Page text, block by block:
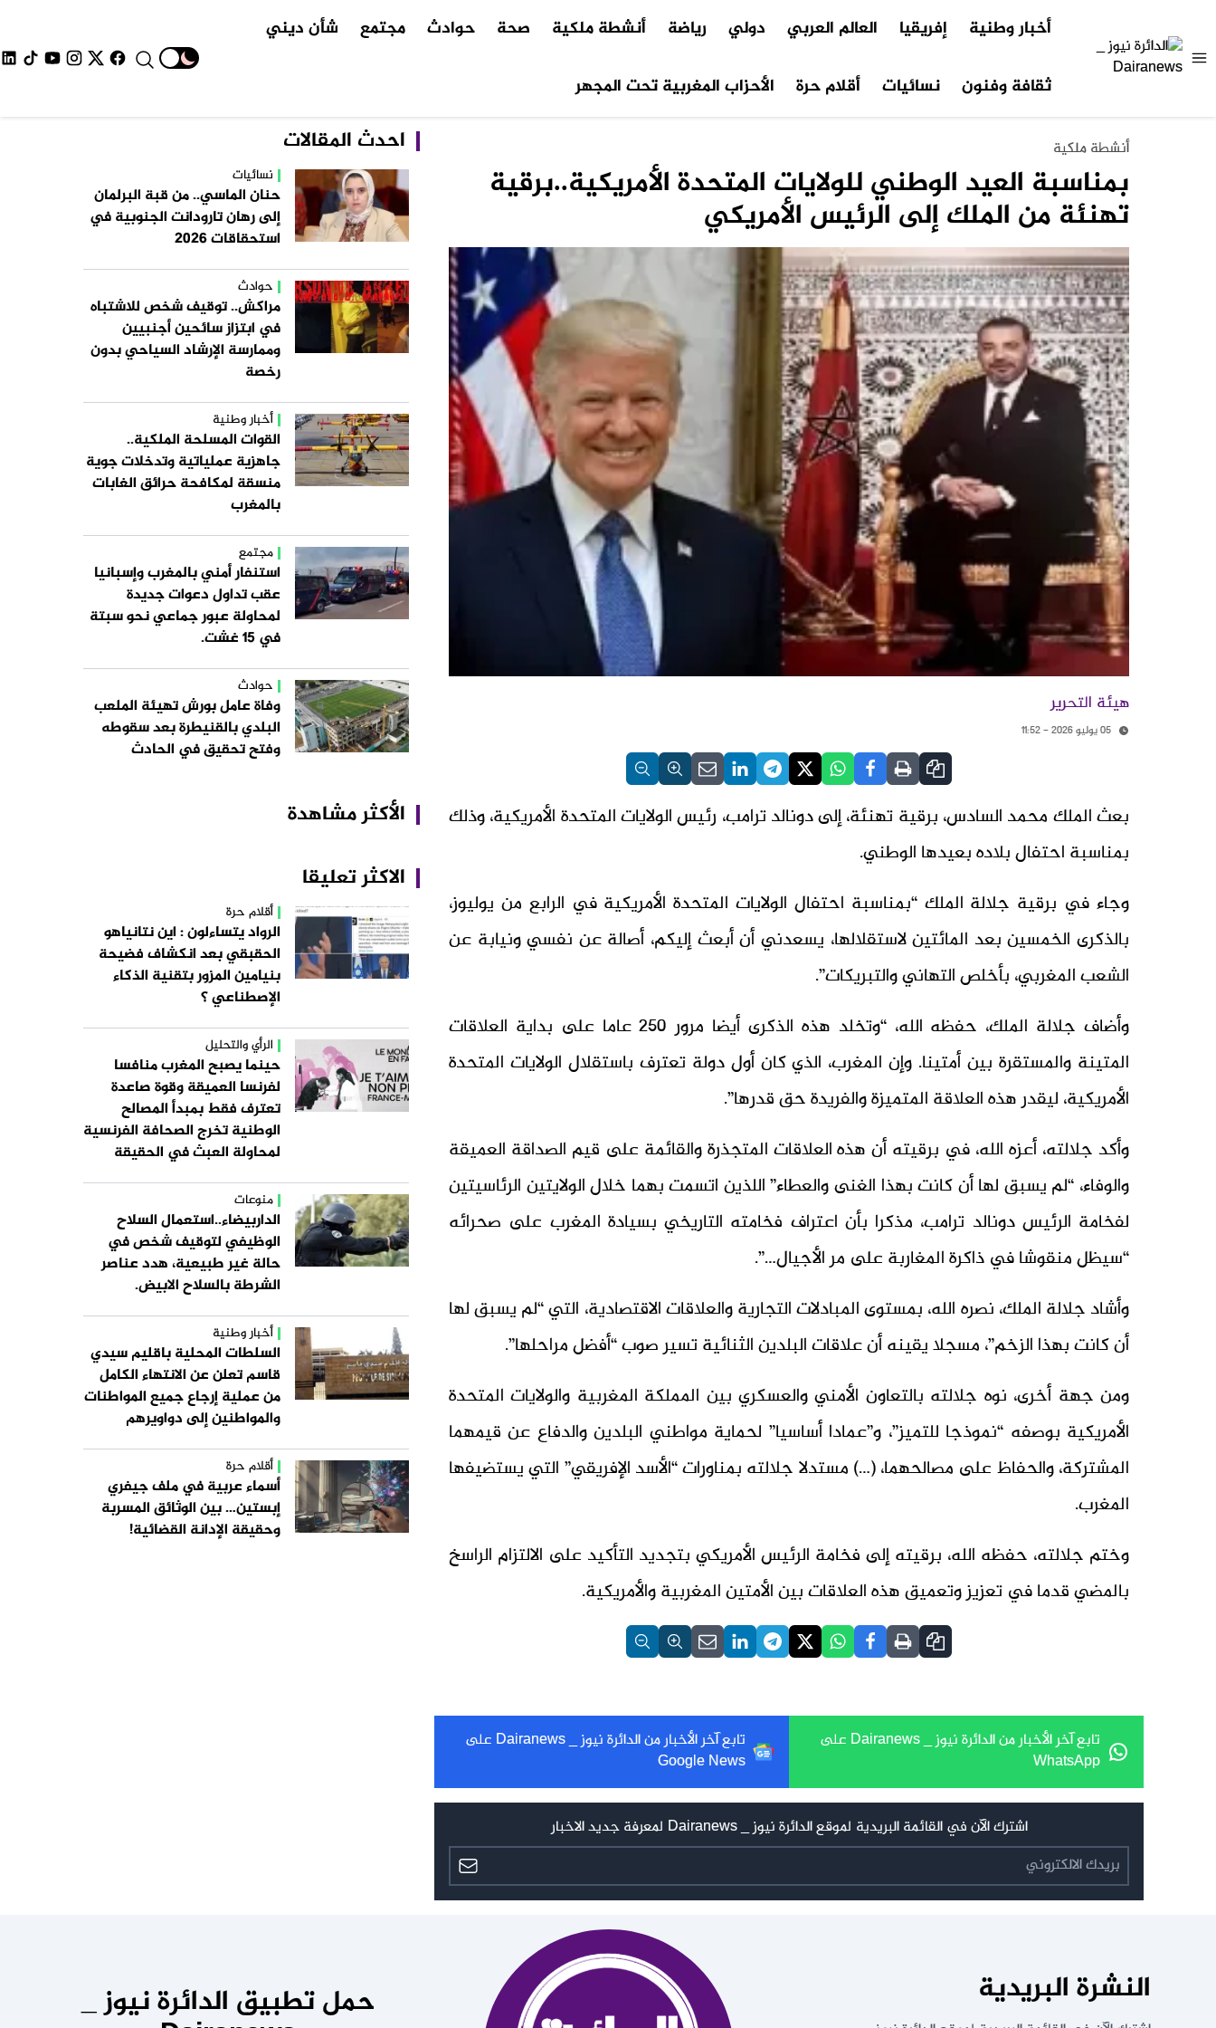
أخبار وطنية إفريقيا العالم العربي دولي رياضة أنشطة ملكية صحة حوادث مجتمع شأن ديني
ثقافة وفنون نسائيات أقلام حرة الأحزاب المغربية تحت المجهر
أنشطة ملكية
بمناسبة العيد الوطني للولايات المتحدة الأمريكية..برقية
تهنئة من الملك إلى الرئيس الأمريكي
هيئة التحرير
05 يوليو 2026 - 11:52
بعث الملك محمد السادس، برقية تهنئة، إلى دونالد ترامب، رئيس الولايات المتحدة الأمريكية، وذلك
بمناسبة احتفال بلاده بعيدها الوطني.
وجاء في برقية جلالة الملك “بمناسبة احتفال الولايات المتحدة الأمريكية في الرابع من يوليوز،
بالذكرى الخمسين بعد المائتين لاستقلالها، يسعدني أن أبعث إليكم، أصالة عن نفسي ونيابة عن
الشعب المغربي، بأخلص التهاني والتبريكات”.
وأضاف جلالة الملك، حفظه الله، “وتخلد هذه الذكرى أيضا مرور 250 عاما على بداية العلاقات
المتينة والمستقرة بين أمتينا. وإن المغرب، الذي كان أول دولة تعترف باستقلال الولايات المتحدة
الأمريكية، ليقدر هذه العلاقة المتميزة والفريدة حق قدرها”.
وأكد جلالته، أعزه الله، في برقيته أن هذه العلاقات المتجذرة والقائمة على قيم الصداقة العميقة
والوفاء، “لم يسبق لها أن كانت بهذا الغنى والعطاء” اللذين اتسمت بهما خلال الولايتين الرئاسيتين
لفخامة الرئيس دونالد ترامب، مذكرا بأن اعتراف فخامته التاريخي بسيادة المغرب على صحرائه
“سيظل منقوشا في ذاكرة المغاربة على مر الأجيال…”.
وأشاد جلالة الملك، نصره الله، بمستوى المبادلات التجارية والعلاقات الاقتصادية، التي “لم يسبق لها
أن كانت بهذا الزخم”، مسجلا يقينه أن علاقات البلدين الثنائية تسير صوب “أفضل مراحلها”.
ومن جهة أخرى، نوه جلالته بالتعاون الأمني والعسكري بين المملكة المغربية والولايات المتحدة
الأمريكية بوصفه “نموذجا للتميز”، و”عمادا أساسيا” لحماية مواطني البلدين والدفاع عن قيمهما
المشتركة، والحفاظ على مصالحهما، (…) مستدلا جلالته بمناورات “الأسد الإفريقي” التي يستضيفها
المغرب.
وختم جلالته، حفظه الله، برقيته إلى فخامة الرئيس الأمريكي بتجديد التأكيد على الالتزام الراسخ
بالمضي قدما في تعزيز وتعميق هذه العلاقات بين الأمتين المغربية والأمريكية.
تابع آخر الأخبار من الدائرة نيوز _ Dairanews على
WhatsApp
تابع آخر الأخبار من الدائرة نيوز _ Dairanews على
Google News
اشترك الآن في القائمة البريدية لموقع الدائرة نيوز _ Dairanews لمعرفة جديد الاخبار
احدث المقالات
نسائيات
حنان الماسي.. من قبة البرلمان
إلى رهان تارودانت الجنوبية في
استحقاقات 2026
حوادث
مراكش.. توقيف شخص للاشتباه
في ابتزاز سائحين أجنبيين
وممارسة الإرشاد السياحي بدون
رخصة
أخبار وطنية
القوات المسلحة الملكية..
جاهزية عملياتية وتدخلات جوية
منسقة لمكافحة حرائق الغابات
بالمغرب
مجتمع
استنفار أمني بالمغرب وإسبانيا
عقب تداول دعوات جديدة
لمحاولة عبور جماعي نحو سبتة
في 15 غشت.
حوادث
وفاة عامل بورش تهيئة الملعب
البلدي بالقنيطرة بعد سقوطه
وفتح تحقيق في الحادث
الأكثر مشاهدة
الاكثر تعليقا
أقلام حرة
الرواد يتساءلون : اين نتانياهو
الحقبقي بعد انكشاف فضيحة
بنيامين المزور بتقنية الذكاء
الإصطناعي ؟
الرأي والتحليل
حينما يصبح المغرب منافسا
لفرنسا العميقة وقوة صاعدة
تعترف فقط بمبدأ المصالح
الوطنية تخرج الصحافة الفرنسية
لمحاولة العبث في الحقيقة
منوعات
الداربيضاء..استعمال السلاح
الوظيفي لتوقيف شخص في
حالة غير طبيعية، هدد عناصر
الشرطة بالسلاح الابيض.
أخبار وطنية
السلطات المحلية باقليم سيدي
قاسم تعلن عن الانتهاء الكامل
من عملية إرجاع جميع المواطنات
والمواطنين إلى دواويرهم
أقلام حرة
أسماء عربية في ملف جيفري
إبستين… بين الوثائق المسربة
وحقيقة الإدانة القضائية!
النشرة البريدية حمل تطبيق الدائرة نيوز _